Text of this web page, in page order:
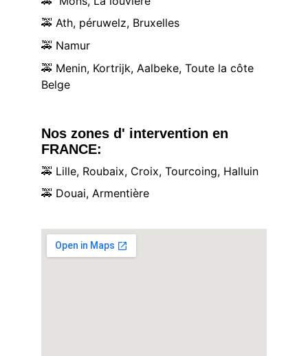
🚕 Ath, péruwelz, Bruxelles
🚕 Namur
🚕 Menin, Kortrijk, Aalbeke, Toute la côte
Belge
Nos zones d' intervention en
FRANCE:
🚕 Lille, Roubaix, Croix, Tourcoing, Halluin
🚕 Douai, Armentière